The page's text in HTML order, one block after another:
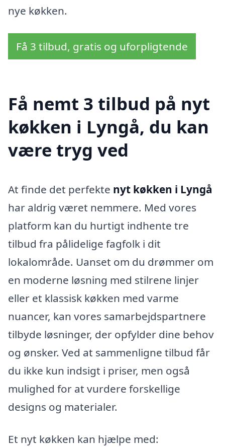
nye køkken.
Få 3 tilbud, gratis og uforpligtende
Få nemt 3 tilbud på nyt
køkken i Lyngå, du kan
være tryg ved
At finde det perfekte nyt køkken i Lyngå
har aldrig været nemmere. Med vores
platform kan du hurtigt indhente tre
tilbud fra pålidelige fagfolk i dit
lokalområde. Uanset om du drømmer om
en moderne løsning med stilrene linjer
eller et klassisk køkken med varme
nuancer, kan vores samarbejdspartnere
tilbyde løsninger, der opfylder dine behov
og ønsker. Ved at sammenligne tilbud får
du ikke kun indsigt i priser, men også
mulighed for at vurdere forskellige
designs og materialer.
Et nyt køkken kan hjælpe med: